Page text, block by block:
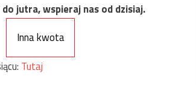
jutra, wspieraj nas od dzisiaj.
Inna kwota
Tutaj